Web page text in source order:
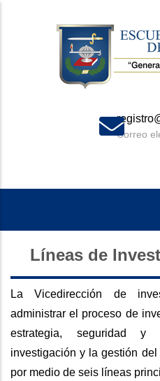
Correo
Líneas de
La Vicedirección de
administrar el proceso de
estrategia, seguridad y
investigación y la gestión
por medio de seis líneas